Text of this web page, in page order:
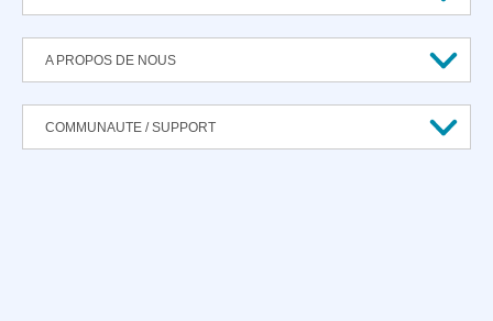
A PROPOS DE NOUS
COMMUNAUTE / SUPPORT